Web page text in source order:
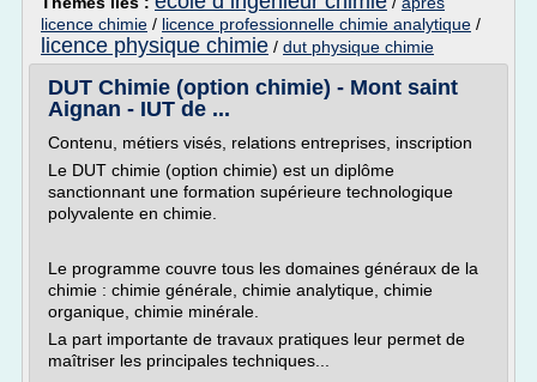
licence chimie / licence professionnelle chimie analytique /
licence physique chimie / dut physique chimie
DUT Chimie (option chimie) - Mont saint
Aignan - IUT de ...
Contenu, métiers visés, relations entreprises, inscription
Le DUT chimie (option chimie) est un diplôme
sanctionnant une formation supérieure technologique
polyvalente en chimie.
Le programme couvre tous les domaines généraux de la
chimie : chimie générale, chimie analytique, chimie
organique, chimie minérale.
La part importante de travaux pratiques leur permet de
maîtriser les principales techniques...